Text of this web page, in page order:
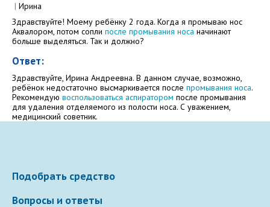
Как Вас зовут
Электронная почта
| Ирина
Здравствуйте! Моему ребёнку 2 года. Когда я промываю нос
Аквалором, потом сопли после промывания носа начинают
больше выделяться. Так и должно?
Ответ:
Здравствуйте, Ирина Андреевна. В данном случае, возможно,
ребёнок недостаточно высмаркивается после промывания носа.
Рекомендую воспользоваться аспиратором после промывания
для удаления отделяемого из полости носа. С уважением,
медицинский советник.
Подобрать средство
Вопросы и ответы